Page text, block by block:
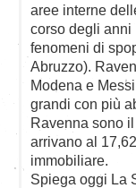
aree interne
corso degli anni
fenomeni di
Abruzzo).
Modena e
grandi con più
Ravenna sono
arrivano al
immobiliare.
Spiega oggi La